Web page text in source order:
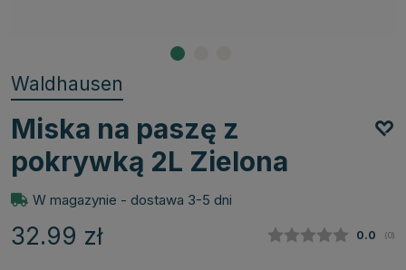
Waldhausen
Miska na paszę z
pokrywką 2L Zielona
W magazynie - dostawa 3-5 dni
32.99 zł Średnia
0.0 (0)